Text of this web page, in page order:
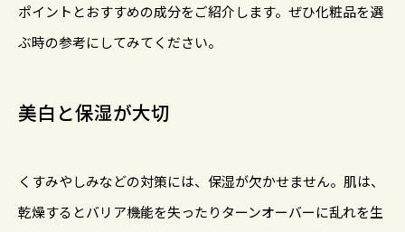
ポイントとおすすめの成分をご紹介します。ぜひ化粧品を選
ぶ時の参考にしてみてください。
美白と保湿が大切
くすみやしみなどの対策には、保湿が欠かせません。肌は、
乾燥するとバリア機能を失ったりターンオーバーに乱れを生